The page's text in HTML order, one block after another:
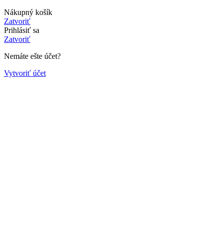
Nákupný košík
Zatvoriť
Prihlásiť sa
Zatvoriť
Nemáte ešte účet?
Vytvoriť účet